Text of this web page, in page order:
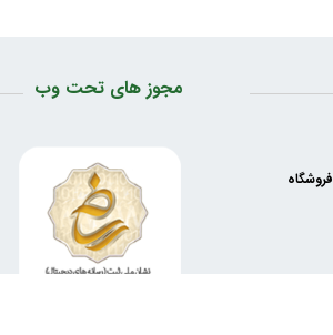
مجوز های تحت وب
آدرس: مشهد، بلوار شهید مفتح، شهید مفتح 8 فروشگاه